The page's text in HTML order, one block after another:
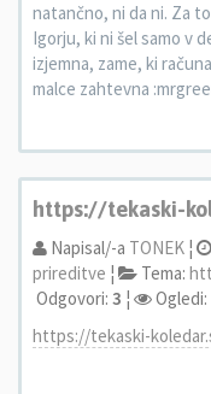
natančno, ni da ni. Za
Igorju, ki ni šel samo v
izjemna, zame, ki
malce zahtevna
https://tekaski-
Napisal/-a TONEK ¦
prireditve ¦ Tema:
Odgovori: 3 ¦ Ogledi:
https://tekaski-